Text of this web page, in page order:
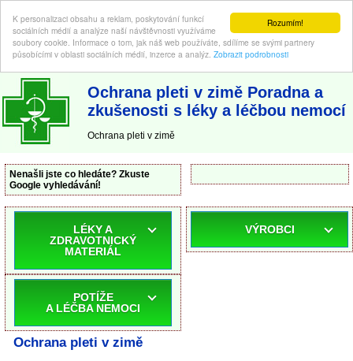
Rozumím!
K personalizaci obsahu a reklam, poskytování funkcí
sociálních médií a analýze naší návštěvnosti využíváme
soubory cookie. Informace o tom, jak náš web používáte, sdílíme se svými partnery
působícími v oblasti sociálních médií, inzerce a analýz. Zobrazit podrobnosti
ABC-LEKARNA.cz | Poradna a zkušenosti s léky a léčbou nemocí
Ochrana pleti v zimě Poradna a
zkušenosti s léky a léčbou nemocí
Ochrana pleti v zimě
Nenašli jste co hledáte? Zkuste
Google vyhledávání!
LÉKY A
ZDRAVOTNICKÝ
MATERIÁL
POTÍŽE
A LÉČBA NEMOCI
VÝROBCI
Ochrana pleti v zimě